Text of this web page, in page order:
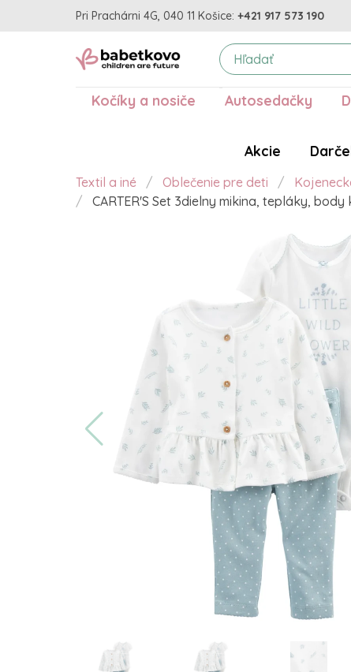
Pri Prachárni 4G, 040 11 Košice: +421 917 573 190
Kočíky a nosiče Autosedačky
Akcie
Textil a iné Oblečenie pre deti
CARTER'S Set 3dielny mikina, tepláky,